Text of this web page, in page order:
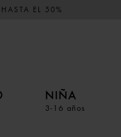
EL 50%
NIÑA
3-16 años